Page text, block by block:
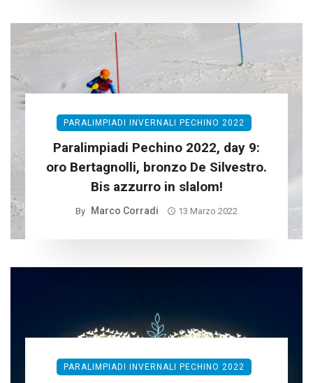
PARALIMPIADI INVERNALI PECHINO 2022
Paralimpiadi Pechino 2022, day 9:
oro Bertagnolli, bronzo De Silvestro.
Bis azzurro in slalom!
By Marco Corradi 13 Marzo 2022
PARALIMPIADI INVERNALI PECHINO 2022